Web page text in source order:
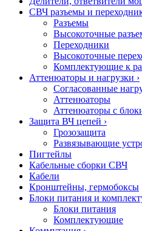
СВЧ разъемы и
Разъемы
Высокоточные
Переходники
Высокоточные
Комплектующие к
Аттенюаторы и нагрузки ›
Согласованные
Аттенюаторы
Аттенюаторы с
Защита ВЧ цепей ›
Грозозащита
Развязывающие
Пигтейлы
Кабельные сборки СВЧ
Кабели
Кронштейны, гермобоксы
Блоки питания и
Блоки питания
Комплектующие